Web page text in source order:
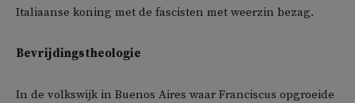
Italiaanse koning met de fascisten met weerzin bezag.
Bevrijdingstheologie
In de volkswijk in Buenos Aires waar Franciscus opgroeide